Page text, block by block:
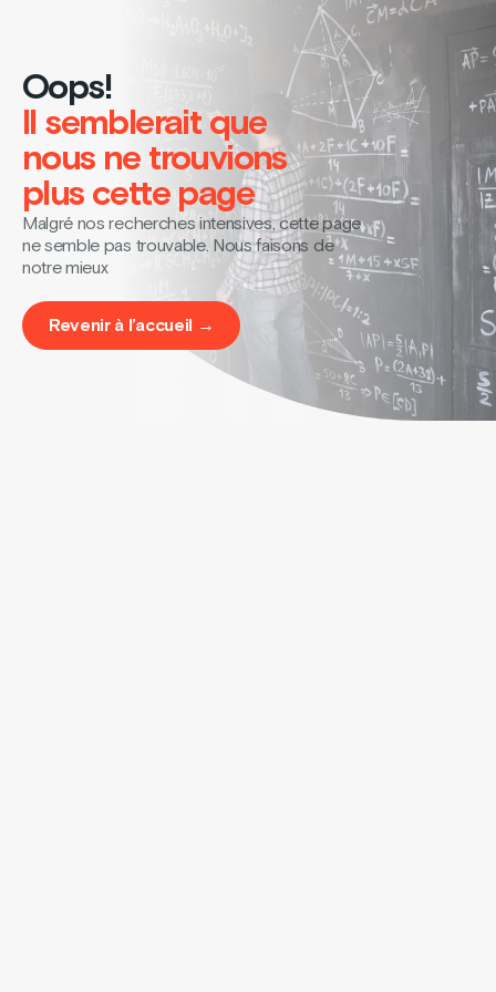
Oops!
Il semblerait que
nous ne trouvions
plus cette page
Malgré nos recherches intensives, cette page
ne semble pas trouvable. Nous faisons de
notre mieux
Revenir à l’accueil →